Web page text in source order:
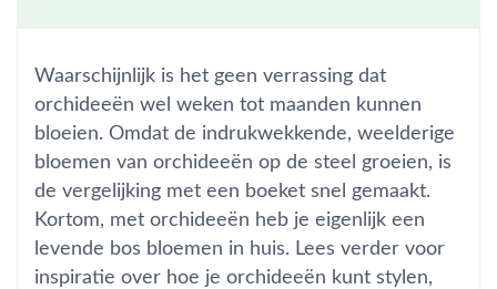
Waarschijnlijk is het geen verrassing dat
orchideeën wel weken tot maanden kunnen
bloeien. Omdat de indrukwekkende, weelderige
bloemen van orchideeën op de steel groeien, is
de vergelijking met een boeket snel gemaakt.
Kortom, met orchideeën heb je eigenlijk een
levende bos bloemen in huis. Lees verder voor
inspiratie over hoe je orchideeën kunt stylen,